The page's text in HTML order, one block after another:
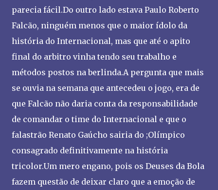
parecia fácil.Do outro lado estava Paulo Roberto
Falcão, ninguém menos que o maior ídolo da
história do Internacional, mas que até o apito
final do arbitro vinha tendo seu trabalho e
métodos postos na berlinda.A pergunta que mais
se ouvia na semana que antecedeu o jogo, era de
que Falcão não daria conta da responsabilidade
de comandar o time do Internacional e que o
falastrão Renato Gaúcho sairia do ;Olímpico
consagrado definitivamente na história
tricolor.Um mero engano, pois os Deuses da Bola
fazem questão de deixar claro que a emoção de